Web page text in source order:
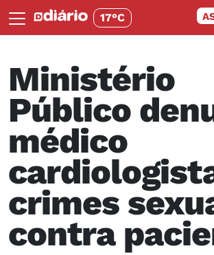
17°C
Ministério
Público
médico
crimes
contra